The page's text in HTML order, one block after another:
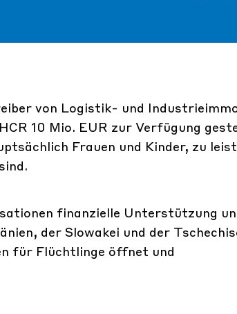
von Logistik- und
10 Mio. EUR zur Verfügung
Frauen und Kinder, zu
finanzielle Unterstützung
der Slowakei und der
für Flüchtlinge öffnet und